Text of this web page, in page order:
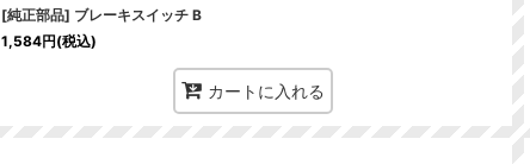
[純正部品] ブレーキスイッチ B
1,584円(税込)
カートに入れる